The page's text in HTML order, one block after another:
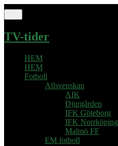
TV-tider
HEM
HEM
Fotboll
Allsvenskan
AIK
Djurgården
IFK Göteborg
IFK Norrköping
Malmö FF
EM fotboll